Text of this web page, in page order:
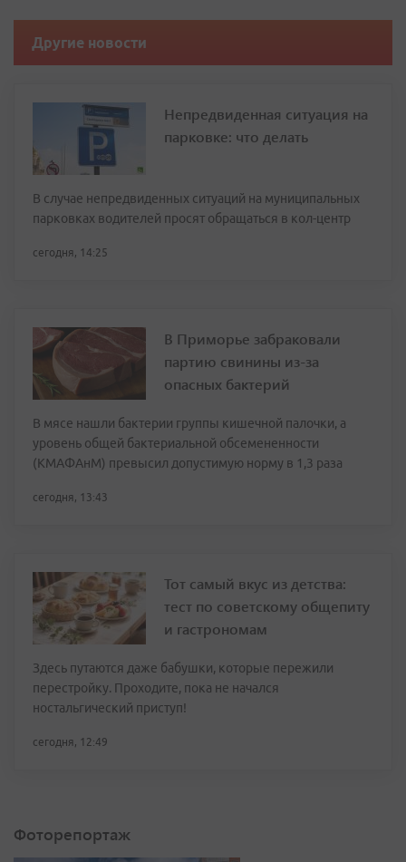
Другие новости
Непредвиденная ситуация на
парковке: что делать
В случае непредвиденных ситуаций на муниципальных
парковках водителей просят обращаться в кол-центр
сегодня, 14:25
В Приморье забраковали
партию свинины из-за
опасных бактерий
В мясе нашли бактерии группы кишечной палочки, а
уровень общей бактериальной обсемененности
(КМАФАнМ) превысил допустимую норму в 1,3 раза
сегодня, 13:43
Тот самый вкус из детства:
тест по советскому общепиту
и гастрономам
Здесь путаются даже бабушки, которые пережили
перестройку. Проходите, пока не начался
ностальгический приступ!
сегодня, 12:49
Фоторепортаж